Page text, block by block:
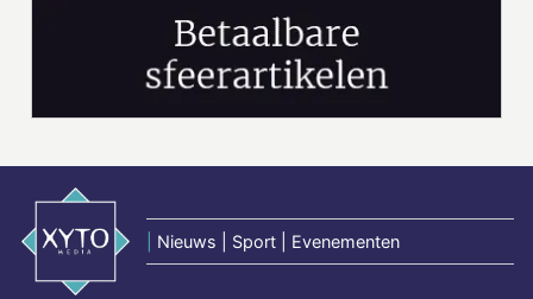
Nieuws | Sport | Evenementen